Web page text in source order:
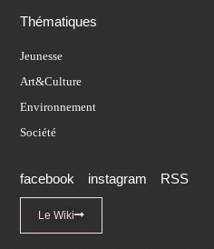
Thématiques
Jeunesse
Art&Culture
Environnement
Société
facebook instagram RSS
Le Wiki